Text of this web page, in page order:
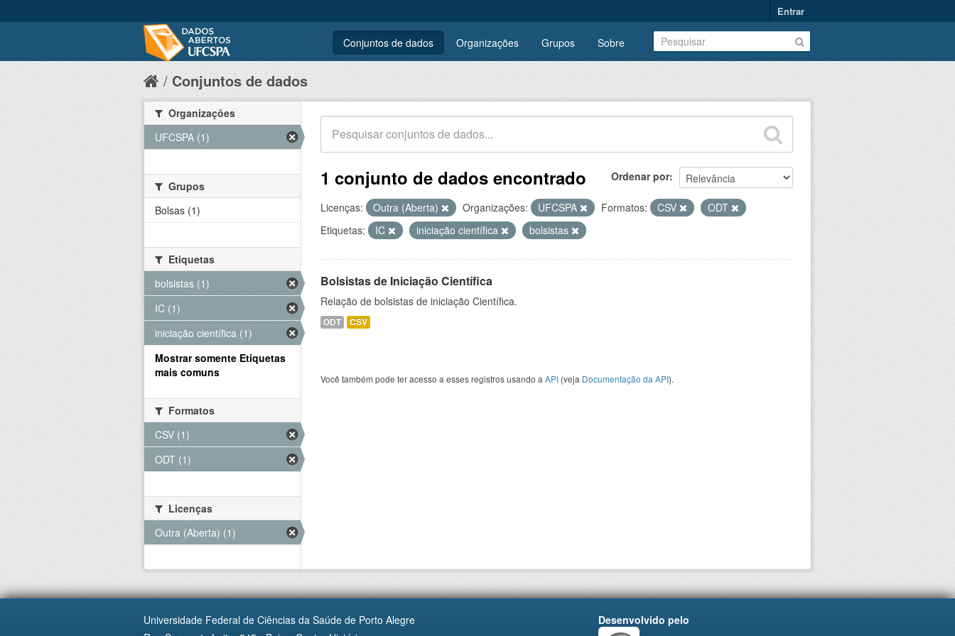
Entrar
Conjuntos de dados Organizações Grupos Sobre
Conjuntos de dados
Ordenar por
1 conjunto de dados encontrado
Licenças: Outra (Aberta) Organizações: UFCSPA Formatos: CSV
ODT
Etiquetas:
IC iniciação científica bolsistas
Bolsistas de Iniciação Científica
Relação de bolsistas de iniciação Científica.
ODT CSV
Você também pode ter acesso a esses registros usando a API (veja Documentação da API).
Organizações
UFCSPA (1)
Grupos
Bolsas (1)
Etiquetas
bolsistas (1)
IC (1)
iniciação científica (1)
Mostrar somente Etiquetas
mais comuns
Formatos
CSV (1)
ODT (1)
Licenças
Outra (Aberta) (1)
Universidade Federal de Ciências da Saúde de Porto Alegre
Desenvolvido pelo